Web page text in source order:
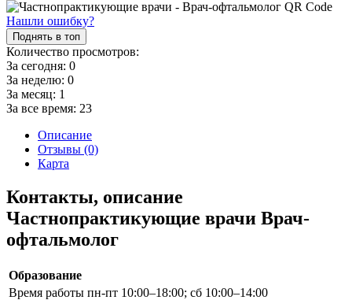
Нашли ошибку?
Поднять в топ
Количество просмотров:
За сегодня: 0
За неделю: 0
За месяц: 1
За все время: 23
Описание
Отзывы (0)
Карта
Контакты, описание
Частнопрактикующие врачи Врач-
офтальмолог
Образование
Время работы пн-пт 10:00–18:00; сб 10:00–14:00